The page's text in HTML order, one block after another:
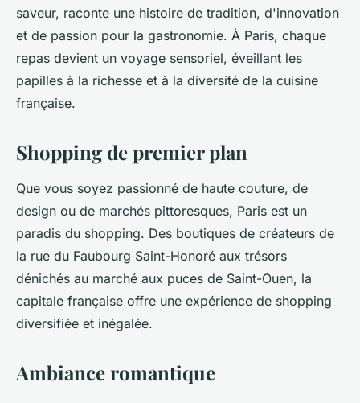
saveur, raconte une histoire de tradition, d'innovation
et de passion pour la gastronomie. À Paris, chaque
repas devient un voyage sensoriel, éveillant les
papilles à la richesse et à la diversité de la cuisine
française.
Shopping de premier plan
Que vous soyez passionné de haute couture, de
design ou de marchés pittoresques, Paris est un
paradis du shopping. Des boutiques de créateurs de
la rue du Faubourg Saint-Honoré aux trésors
dénichés au marché aux puces de Saint-Ouen, la
capitale française offre une expérience de shopping
diversifiée et inégalée.
Ambiance romantique